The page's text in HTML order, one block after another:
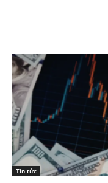
Tin tức